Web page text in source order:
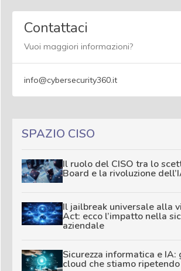
Contattaci
Vuoi maggiori informazioni?
info@cybersecurity360.it
SPAZIO CISO
Il ruolo del CISO tra lo
Board e la rivoluzione
Il jailbreak universale alla
Act: ecco l’impatto nella
aziendale
Sicurezza informatica e
cloud che stiamo ripetendo